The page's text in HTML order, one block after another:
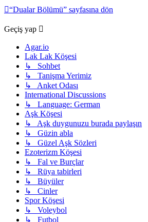
“Dualar Bölümü” sayfasına dön
Geçiş yap
Agar.io
Lak Lak Köşesi
↳ Sohbet
↳ Tanişma Yerimiz
↳ Anket Odası
International Discussions
↳ Language: German
Aşk Köşesi
↳ Aşk duygunuzu burada paylaşın
↳ Güzin abla
↳ Güzel Aşk Sözleri
Ezoterizm Köşesi
↳ Fal ve Burçlar
↳ Rüya tabirleri
↳ Büyüler
↳ Cinler
Spor Köşesi
↳ Voleybol
↳ Futbol